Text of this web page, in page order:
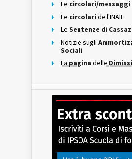
Le circolari/messaggi
Le circolari dell'INAIL
Le Sentenze di
Notizie sugli
Sociali
La pagina delle